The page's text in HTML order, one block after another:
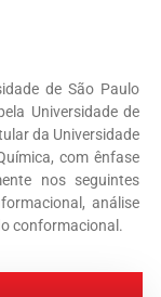
de São Paulo
Universidade de
da Universidade
com ênfase
nos seguintes
análise
conformacional.